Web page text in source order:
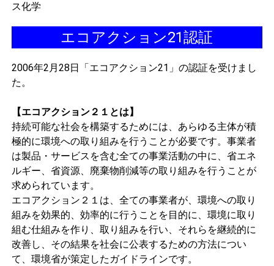
ス化学
エコアクション21認証
2006年2月28日「エコアクション21」の認証を受けまし
た。
【エコアクション２１とは】
持続可能な社会を構築するためには、あらゆる主体が積
極的に環境への取り組みを行うことが必要です。事業者
は製品・サービスを含む全ての事業活動の中に、省エネ
ルギー、省資源、廃棄物削減等の取り組みを行うことが
求められています。
エコアクション２１は、全ての事業者が、環境への取り
組みを効果的、効率的に行うことを目的に、環境に取り
組む仕組みを作り、取り組みを行い、それらを継続的に
改善し、その結果を社会に公表するための方法につい
て、環境省が策定したガイドラインです。